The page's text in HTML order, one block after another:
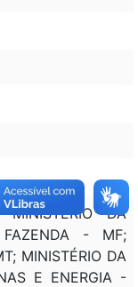
DA
- MF;
MINISTÉRIO DA
E ENERGIA -